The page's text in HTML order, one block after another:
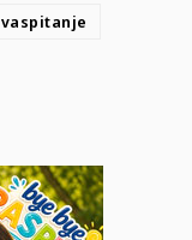
vaspitanje